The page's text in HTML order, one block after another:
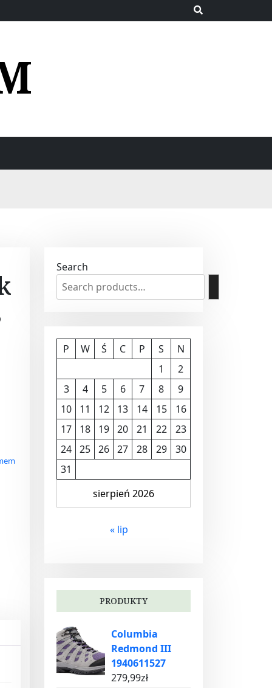
Search
sierpień 2026
P W Ś C P S
N
1
2
3
4 5 6 7 8
9
10
11 12 13 14 15
16
17
18 19 20 21 22
23
24 25 26 27 28 29
30
31
« lip
PRODUKTY
Columbia
Redmond III
1940611527
279,99zł